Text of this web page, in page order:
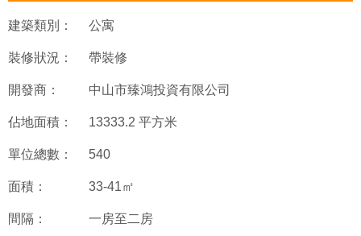
建築類別： 公寓
裝修狀況： 帶裝修
開發商： 中山市臻鴻投資有限公司
佔地面積： 13333.2 平方米
單位總數： 540
面積： 33-41㎡
間隔： 一房至二房